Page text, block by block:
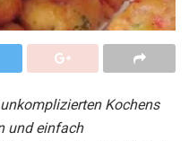
Kochens
und einfach